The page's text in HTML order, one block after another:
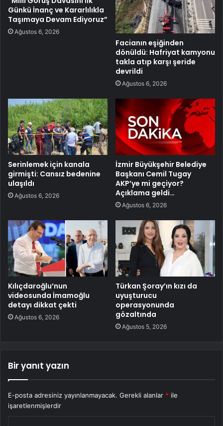
Günkü İnanç ve Kararlılıkla
Taşımaya Devam Ediyoruz”
Ağustos 6, 2026
Facianın eşiğinden
dönüldü: Hafriyat kamyonu
takla atıp karşı şeride
devrildi
Ağustos 6, 2026
Serinlemek için kanala
girmişti: Cansız bedenine
ulaşıldı
Ağustos 6, 2026
İzmir Büyükşehir Belediye
Başkanı Cemil Tugay
AKP’ye mi geçiyor?
Açıklama geldi…
Ağustos 6, 2026
Kılıçdaroğlu’nun
videosunda İmamoğlu
detayı dikkat çekti
Ağustos 6, 2026
Türkan Şoray’ın kızı da
uyuşturucu
operasyonunda
gözaltında
Ağustos 5, 2026
Bir yanıt yazın
E-posta adresiniz yayınlanmayacak. Gerekli alanlar * ile
işaretlenmişlerdir